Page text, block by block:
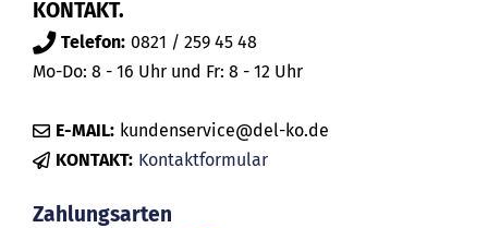
KONTAKT.
Telefon: 0821 / 259 45 48
Mo-Do: 8 - 16 Uhr und Fr: 8 - 12 Uhr
E-MAIL: kundenservice@del-ko.de
KONTAKT: Kontaktformular
Zahlungsarten